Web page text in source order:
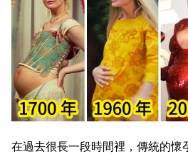
在過去很長一段時間裡，傳統的懷